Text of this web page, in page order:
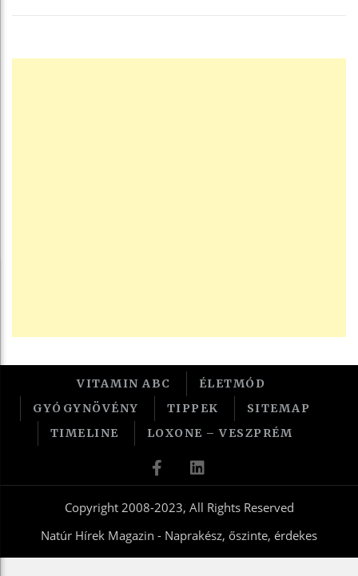
VITAMIN ABC
ÉLETMÓD
GYÓGYNÖVÉNY
TIPPEK
SITEMAP
TIMELINE
LOXONE – VESZPRÉM
Copyright 2008-2023, All Rights Reserved
Natúr Hírek Magazin - Naprakész, őszinte, érdekes